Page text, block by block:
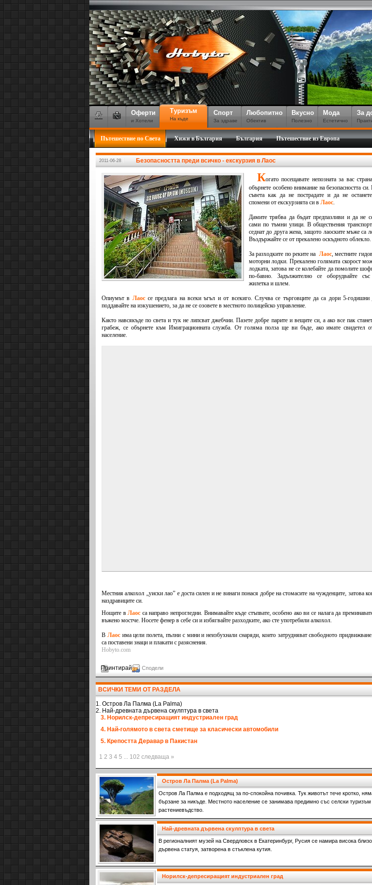
Оферти
и Хотели
Туризъм
На къде
Спорт
За здраве
Любопитно
Обектив
Вкусно
Полезно
Мода
Естетично
За
Пътешествие по Света Хижи в България България Пътешествие из Европа
2011-06-28 Безопасността преди всичко - екскурзия в Лаос
Когато посещавате непозната за вас
обърнете особено внимание на безопасността
съвета как да не пострадате и да не
спомени от екскурзията си в Лаос.
Дамите трябва да бъдат предпазливи и да не
сами по тъмни улици. В обществения
седнат до друга жена, защото лаоските мъже са
Въздържайте се от прекалено оскъдното облекло.
За разходките по реките на Лаос, местните
моторни лодки. Прекалено голямата скорост
лодката, затова не се колебайте да помолите
по-бавно. Задължително се оборудвайте със
жилетка и шлем.
Опиумът в Лаоссе предлага на всеки ъгъл и от всекиго. Случва се търговците да са дори 5-
поддавайте на изкушението, за да не се озовете в местното полицейско управление.
Както навсякъде по света и тук не липсват джебчии. Пазете добре парите и вещите си, а ако все пак
грабеж, се обърнете към Имиграционната служба. От голяма полза ще ви бъде, ако имате свидетел
население.
Местния алкохол „уиски лао” е доста силен и не винаги понася добре на стомасите на чужденците, затова
наздравиците си.
Нощите в Лаос са направо непрогледни. Внимавайте къде стъпвате, особено ако ви се налага да
въжено мостче. Носете фенер в себе си и избягвайте разходките, ако сте употребили алкохол.
В Лаосима цели полета, пълни с мини и неизбухнали снаряди, които затрудняват свободното
са поставени знаци и плакати с разяснения.
Hobyto.com
Принтирай Сподели
ВСИЧКИ ТЕМИ ОТ РАЗДЕЛА
1. Остров Ла Палма (La Palma)
2. Най-древната дървена скулптура в света
3. Норилск-депресиращият индустриален град
4. Най-голямото в света сметище за класически автомобили
5. Крепостта Деравар в Пакистан
1 2 3 4 5 ... 102 следваща »
Остров Ла Палма (La Palma)
Остров Ла Палма е подходящ за по-спокойна почивка. Тук животът тече кротко,
бързане за никъде. Местното население се занимава предимно със селски туризъм
растениевъдство.
Най-древната дървена скулптура в света
В pегионалният музей на Свердловск в Екатеринбург, Русия се намира висока
дървена статуя, затворена в стъклена кутия.
Норилск-депресиращият индустриален град